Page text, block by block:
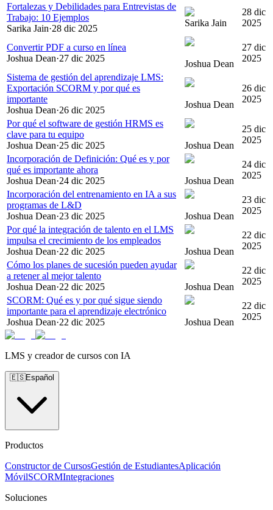
Fortalezas y Debilidades para Entrevistas de
Trabajo: 10 Ejemplos
Sarika Jain·28 dic 2025
Sarika Jain
28 dic
2025
Convertir PDF a curso en línea
Joshua Dean·27 dic 2025
Joshua Dean
27 dic
2025
Sistema de gestión del aprendizaje LMS:
Exportación SCORM y por qué es
importante
Joshua Dean·26 dic 2025
Joshua Dean
26 dic
2025
Por qué el software de gestión HRMS es
clave para tu equipo
Joshua Dean·25 dic 2025 Joshua Dean
25 dic
2025
Incorporación de Definición: Qué es y por
qué es importante ahora
Joshua Dean·24 dic 2025 Joshua Dean
24 dic
2025
Incorporación del entrenamiento en IA a sus
programas de L&D
Joshua Dean·23 dic 2025 Joshua Dean
23 dic
2025
Por qué la integración de talento en el LMS
impulsa el crecimiento de los empleados
Joshua Dean·22 dic 2025 Joshua Dean
22 dic
2025
Cómo los planes de sucesión pueden ayudar
a retener al mejor talento
Joshua Dean·22 dic 2025 Joshua Dean
22 dic
2025
SCORM: Qué es y por qué sigue siendo
importante para el aprendizaje electrónico
Joshua Dean·22 dic 2025 Joshua Dean
22 dic
2025
LMS y creador de cursos con IA
🇪🇸Español
Productos
Constructor de CursosGestión de EstudiantesAplicación
MóvilSCORMIntegraciones
Soluciones